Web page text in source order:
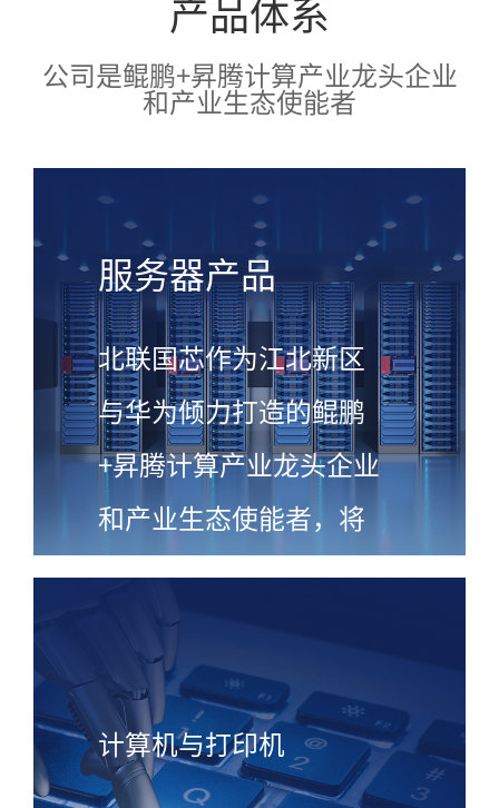
产品体系
公司是鲲鹏+昇腾计算产业龙头企业
和产业生态使能者
服务器产品
北联国芯作为江北新区
与华为倾力打造的鲲鹏
+昇腾计算产业龙头企业
和产业生态使能者，将
全面负责鲲鹏+昇腾计算
平台系列产品的设计、
生产、销售
查看更多
计算机与打印机